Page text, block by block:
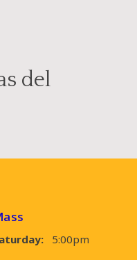
del
5:00pm